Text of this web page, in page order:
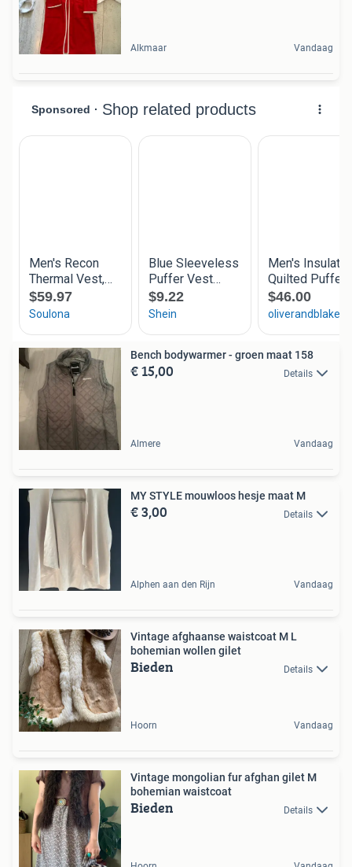
Alkmaar Vandaag
Bench bodywarmer - groen maat 158
€ 15,00 Details
Almere Vandaag
MY STYLE mouwloos hesje maat M
€ 3,00 Details
Alphen aan den Rijn Vandaag
Vintage afghaanse waistcoat M L
bohemian wollen gilet
Bieden Details
Hoorn Vandaag
Vintage mongolian fur afghan gilet M
bohemian waistcoat
Bieden Details